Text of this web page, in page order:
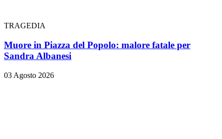
TRAGEDIA
Muore in Piazza del Popolo: malore fatale per
Sandra Albanesi
03 Agosto 2026